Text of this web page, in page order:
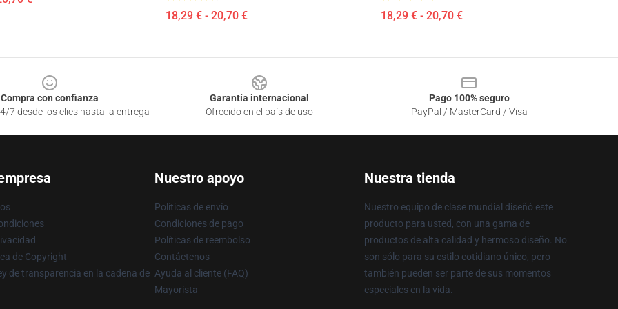
18,29 € - 20,70 € 18,29 € - 20,70 €
Compra con confianza
7 desde los clics hasta la entrega
Garantía internacional
Ofrecido en el país de uso
Pago 100% seguro
PayPal / MasterCard / Visa
de Copyright
de transparencia en la cadena de
Nuestro apoyo
Políticas de envío
Condiciones de pago
Políticas de reembolso
Contáctenos
Ayuda al cliente (FAQ)
Mayorista
Nuestra tienda
Nuestro equipo de clase mundial diseñó este
producto para usted, con una gama de
productos de alta calidad y hermoso diseño. No
son sólo para su estilo cotidiano único, pero
también pueden ser parte de sus momentos
especiales en la vida.